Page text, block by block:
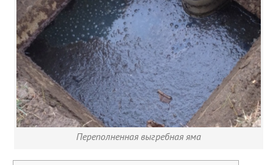
Переполненная выгребная яма